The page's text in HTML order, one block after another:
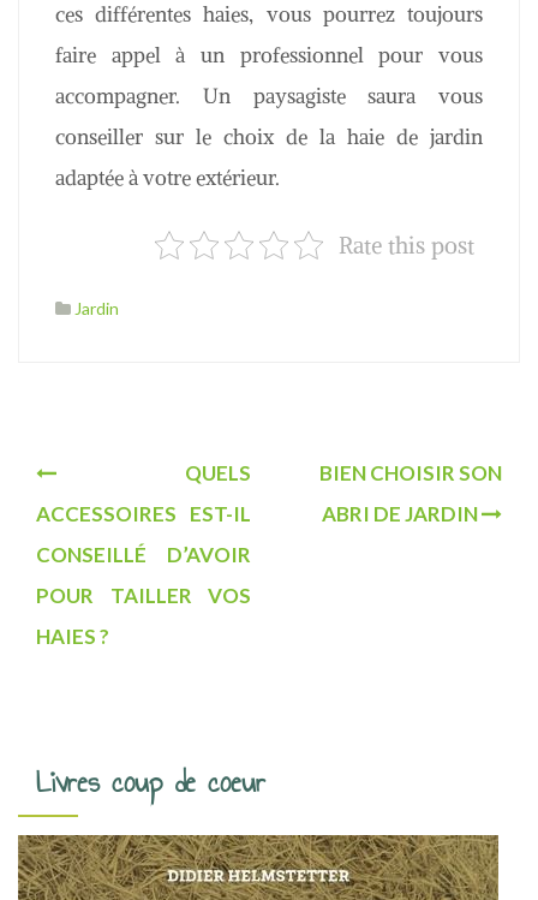
ces différentes haies, vous pourrez toujours
faire appel à un professionnel pour vous
accompagner. Un paysagiste saura vous
conseiller sur le choix de la haie de jardin
adaptée à votre extérieur.
Rate this post
Jardin
N
o
n
QUELS
ACCESSOIRES EST-IL
CONSEILLÉ D’AVOIR
POUR TAILLER VOS
HAIES ?
BIEN CHOISIR SON
ABRI DE JARDIN
Livres coup de coeur